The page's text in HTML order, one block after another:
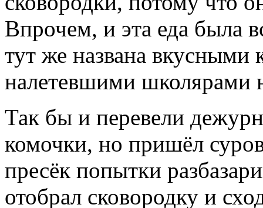
Впрочем, и эта еда была
тут же названа вкусными
налетевшими школярами
Так бы и перевели
комочки, но пришёл
пресёк попытки
отобрал сковородку и